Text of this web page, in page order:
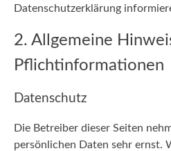
Datenschutzerklärung
2. Allgemeine
Pflichtinformationen
Datenschutz
Die Betreiber dieser Seiten
persönlichen Daten sehr ernst.